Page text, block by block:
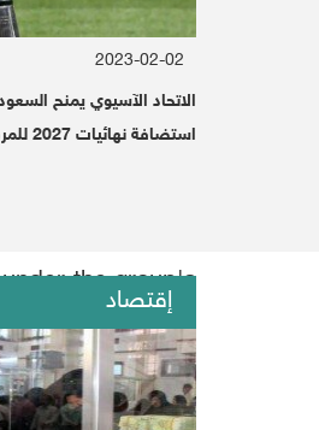
the group's
on a number of
2023-02-02
الاتحاد الآسيوي يمنح
استضافة نهائيات 2027 للمرة الأولى بتاريخها
إقتصاد